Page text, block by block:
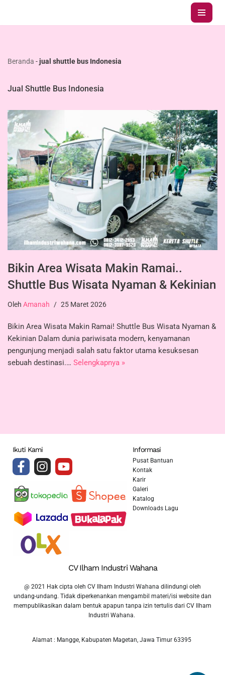
Lompat
Beranda -jual shuttle bus Indonesia
Jual Shuttle Bus Indonesia
Bikin Area Wisata Makin Ramai..
Shuttle Bus Wisata Nyaman & Kekinian
Oleh Amanah 25 Maret 2026
Bikin Area Wisata Makin Ramai! Shuttle Bus Wisata Nyaman &
Kekinian Dalam dunia pariwisata modern, kenyamanan
pengunjung menjadi salah satu faktor utama kesuksesan
sebuah destinasi.… Selengkapnya »
CV Ilham Industri Wahana
@ 2021 Hak cipta oleh CV Ilham Industri Wahana dilindungi oleh
undang-undang. Tidak diperkenankan mengambil materi/isi website dan
mempublikasikan dalam bentuk apapun tanpa izin tertulis dari CV Ilham
Industri Wahana.
Alamat : Mangge, Kabupaten Magetan, Jawa Timur 63395
Informasi
Pusat Bantuan
Kontak
Karir
Galeri
Katalog
Downloads Lagu
Ikuti Kami